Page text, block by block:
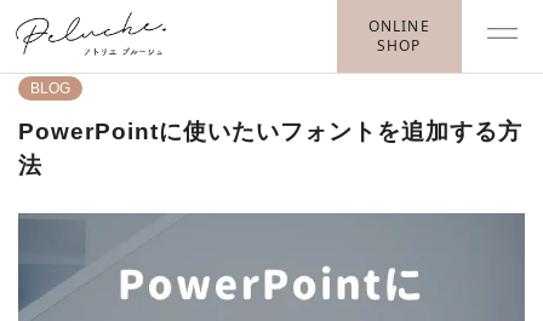
ONLINE
SHOP
BLOG
PowerPointに使いたいフォントを追加する方
法